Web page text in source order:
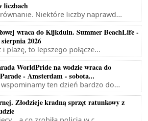
liczbach
Niektóre liczby naprawd...
wraca do Kijkduin. Summer BeachLife -
2026
plażę, to lepszego połącze...
WorldPride na wodzie wraca do
- Amsterdam - sobota...
ten dzień bardzo do...
Złodzieje kradną sprzęt ratunkowy z